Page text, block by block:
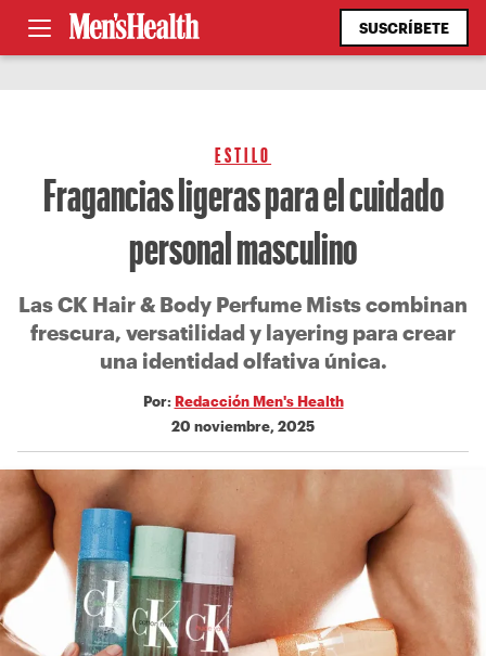
SUSCRÍBETE
ESTILO
Fragancias ligeras para el cuidado
personal masculino
Las CK Hair & Body Perfume Mists combinan
frescura, versatilidad y layering para crear
una identidad olfativa única.
Por: Redacción Men's Health
20 noviembre, 2025